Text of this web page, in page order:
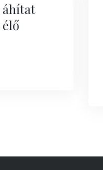
áhítat
élő